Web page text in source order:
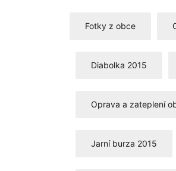
Fotky z obce
Diabolka 2015
Oprava a zateplení
Jarní burza 2015